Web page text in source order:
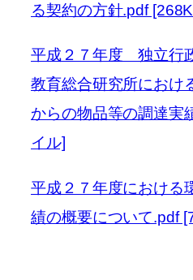
る契約の方針.pdf
平成２７年度 独立行
教育総合研究所におけ
からの物品等の調達実
イル]
平成２７年度における
績の概要について.pdf